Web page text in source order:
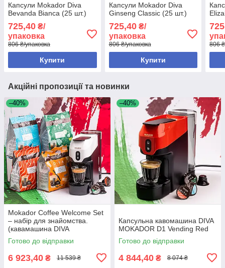
Капсули Mokador Diva
Bevanda Bianca (25 шт.)
725,40 ₴/
упаковка
806 ₴/упаковка
Купити
Капсули Mokador Diva
Ginseng Classic (25 шт.)
725,40₴/
упаковка
806 ₴/упаковка
Купити
806
Акційні пропозиції та новинки
–40%
Mokador Coffee Welcome Set
– набір для знайомства.
(кавамашина DIVA
MOKADOR D1 і 100 капсул
DIVA)
Готово до відправки
6 923,40 ₴ 11 539 ₴
–40%
Капсульна кавомашина DIVA
MOKADOR D1 Vending Red
Готово до відправки
4 844,40 ₴ 8 074 ₴